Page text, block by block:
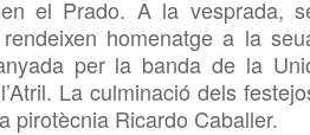
el Prado. A la vesprada,
rendeixen homenatge a la
per la banda de la
La culminació dels
pirotècnia Ricardo Caballer.